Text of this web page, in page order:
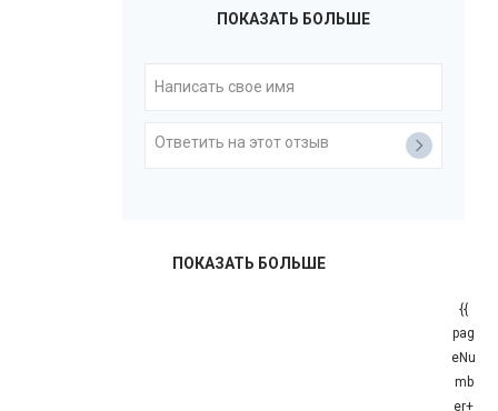
ПОКАЗАТЬ БОЛЬШЕ
ПОКАЗАТЬ БОЛЬШЕ
{{
pag
eNu
mb
er+